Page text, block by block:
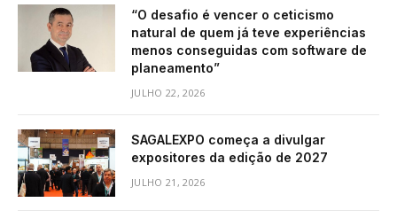
“O desafio é vencer o ceticismo
natural de quem já teve experiências
menos conseguidas com software de
planeamento”
JULHO 22, 2026
SAGALEXPO começa a divulgar
expositores da edição de 2027
JULHO 21, 2026